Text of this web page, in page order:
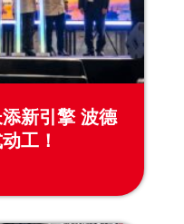
新引擎 波德
工！